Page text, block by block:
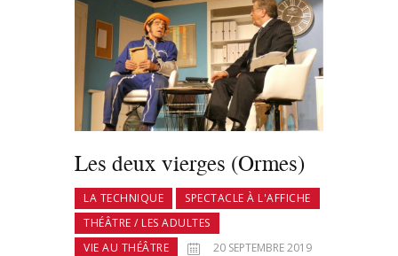
Les deux vierges (Ormes)
LA TECHNIQUE
SPECTACLE À L'AFFICHE
THÉÂTRE / LES ADULTES
VIE AU THÉÂTRE
20 SEPTEMBRE 2019